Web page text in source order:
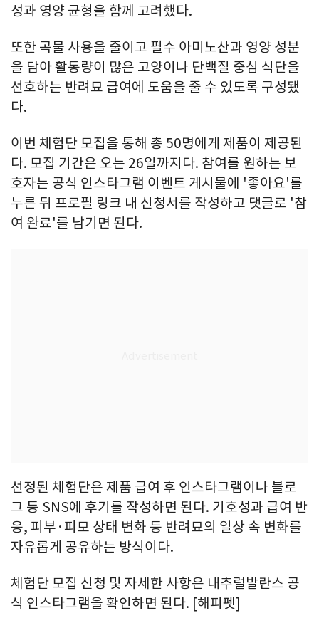
성과 영양 균형을 함께 고려했다.
또한 곡물 사용을 줄이고 필수 아미노산과 영양 성분
을 담아 활동량이 많은 고양이나 단백질 중심 식단을
선호하는 반려묘 급여에 도움을 줄 수 있도록 구성됐
다.
이번 체험단 모집을 통해 총 50명에게 제품이 제공된
다. 모집 기간은 오는 26일까지다. 참여를 원하는 보
호자는 공식 인스타그램 이벤트 게시물에 '좋아요'를
누른 뒤 프로필 링크 내 신청서를 작성하고 댓글로 '참
여 완료'를 남기면 된다.
선정된 체험단은 제품 급여 후 인스타그램이나 블로
그 등 SNS에 후기를 작성하면 된다. 기호성과 급여 반
응, 피부·피모 상태 변화 등 반려묘의 일상 속 변화를
자유롭게 공유하는 방식이다.
체험단 모집 신청 및 자세한 사항은 내추럴발란스 공
식 인스타그램을 확인하면 된다. [해피펫]